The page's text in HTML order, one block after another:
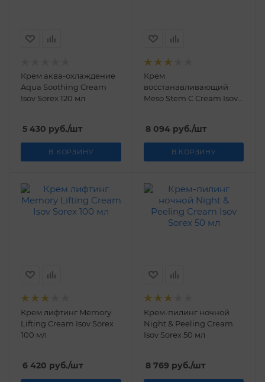
Крем аква-охлаждение
Aqua Soothing Cream
Isov Sorex 120 мл
5 430 руб./шт
В КОРЗИНУ
Крем
восстанавливающий
Meso Stem C Cream Isov
8 094руб./шт
В КОРЗИНУ
Крем лифтинг Memory
Lifting Cream Isov Sorex
100 мл
6 420 руб./шт
Крем-пилинг ночной
Night & Peeling Cream
Isov Sorex 50 мл
8 769 руб./шт